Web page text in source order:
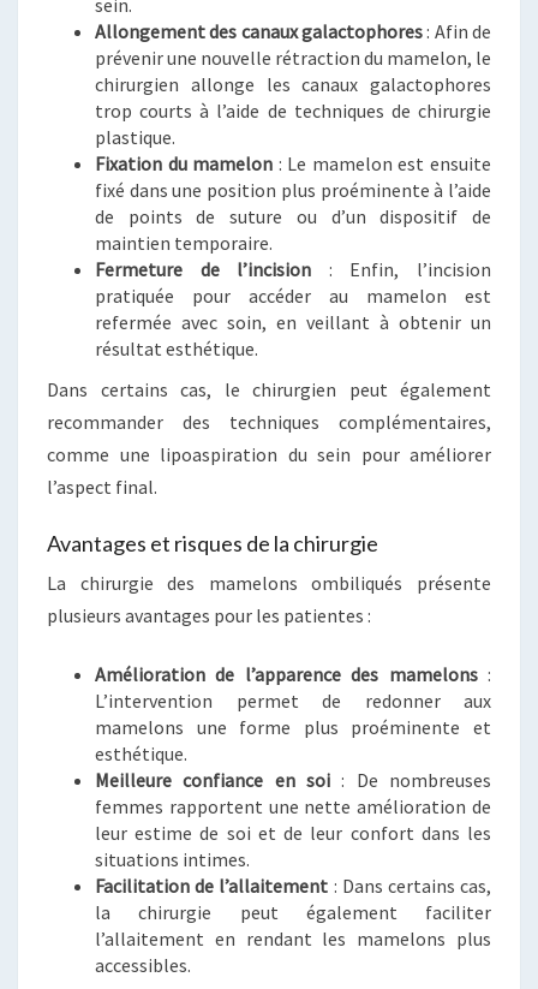
Allongement des canaux galactophores: Afin de
prévenir une nouvelle rétraction du mamelon, le
chirurgien allonge les canaux galactophores
trop courts à l’aide de techniques de chirurgie
plastique.
Fixation du mamelon : Le mamelon est ensuite
fixé dans une position plus proéminente à l’aide
de points de suture ou d’un dispositif de
maintien temporaire.
Fermeture de l’incision : Enfin, l’incision
pratiquée pour accéder au mamelon est
refermée avec soin, en veillant à obtenir un
résultat esthétique.
Dans certains cas, le chirurgien peut également
recommander des techniques complémentaires,
comme une lipoaspiration du sein pour améliorer
l’aspect final.
Avantages et risques de la chirurgie
La chirurgie des mamelons ombiliqués présente
plusieurs avantages pour les patientes :
Amélioration de l’apparence des mamelons:
L’intervention permet de redonner aux
mamelons une forme plus proéminente et
esthétique.
Meilleure confiance en soi : De nombreuses
femmes rapportent une nette amélioration de
leur estime de soi et de leur confort dans les
situations intimes.
Facilitation de l’allaitement : Dans certains cas,
la chirurgie peut également faciliter
l’allaitement en rendant les mamelons plus
accessibles.